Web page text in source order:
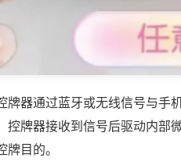
牌器通过蓝牙或无线信号与手
控牌器接收到信号后驱动内部
目的。